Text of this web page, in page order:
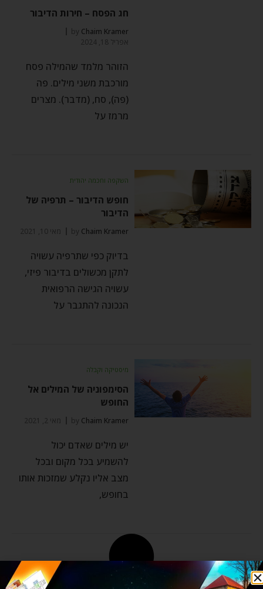
חג הפסח – חירות הדיבור
by Chaim Kramer
אפריל 18, 2024
הזוהר מלמד שהמילה פסח
מורכבת משני מילים. פה
(פה), סח, (מדבר). מצרים
מרמז על
השקפה וחכמה יהודית
חופש הדיבור – תרפיה של
הדיבור
by Chaim Kramer מאי 10, 2021
בדיוק כפי שתרפיה עשויה
לתקן מכשולים בדיבור פיזי,
עשויה הגישה הרפואית
הנכונה להתגבר על
מיסטיקה וקבלה
הסימפוניה של המילים אל
החופש
by Chaim Kramer מאי 2, 2021
יש מילים שאדם יכול
להשמיע בכל מקום ובכל
מצב אליו נקלע שמזכות אותו
בחופש,